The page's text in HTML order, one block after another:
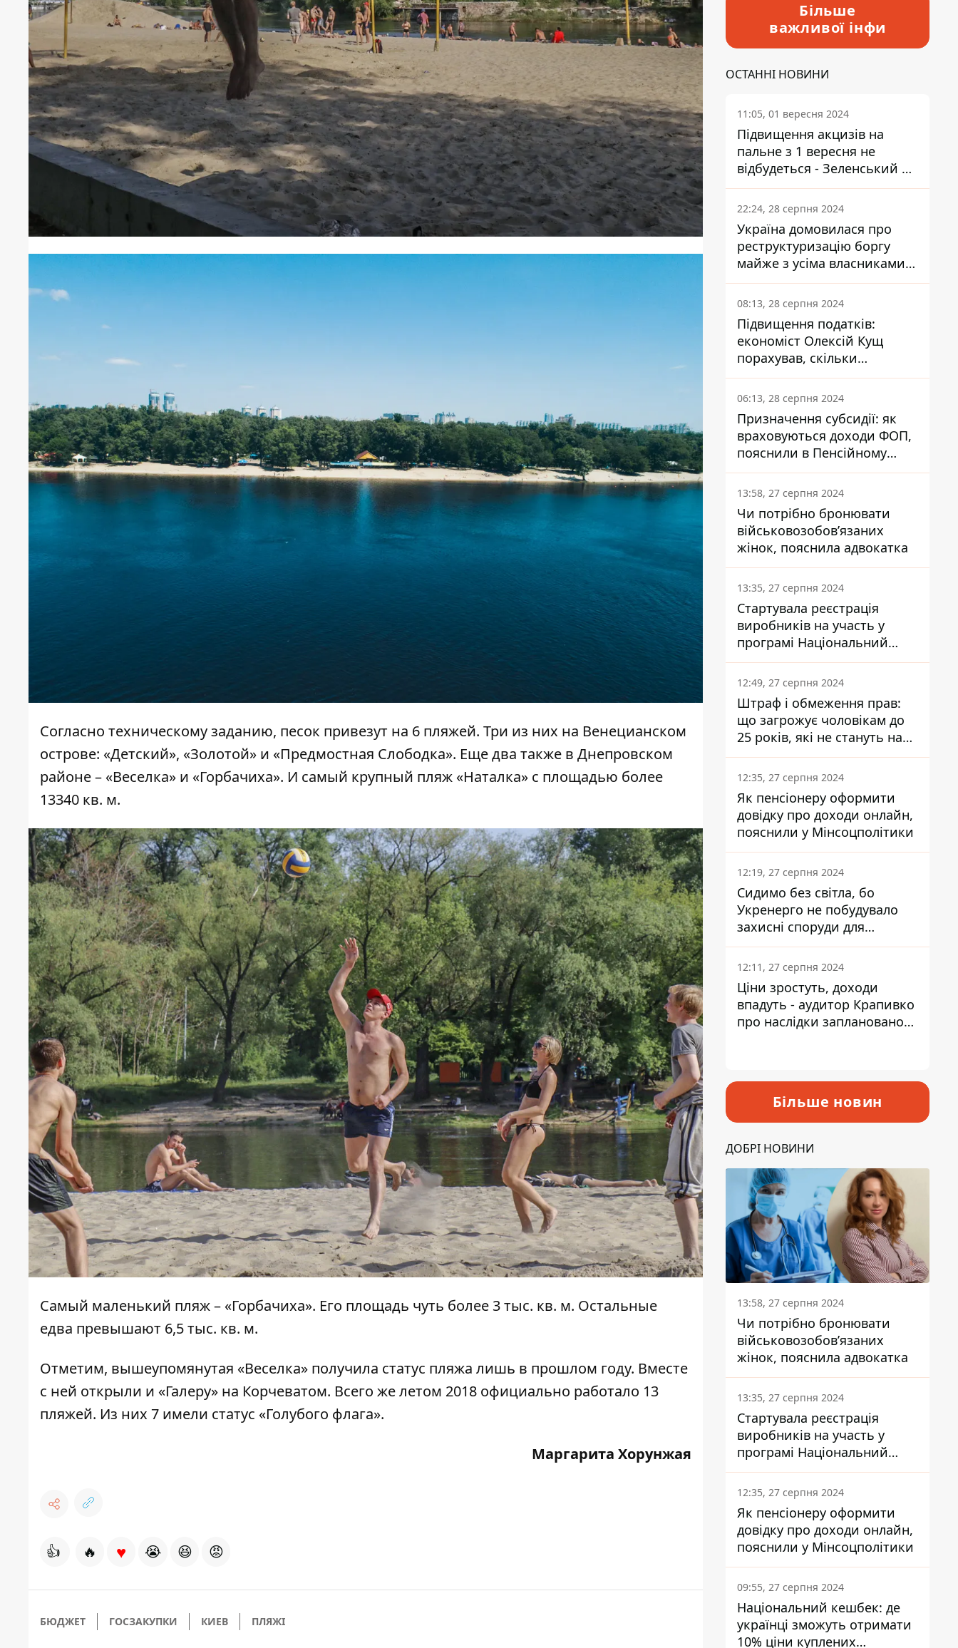
Согласно техническому заданию, песок привезут на 6 пляжей. Три из них на Венецианском
острове: «Детский», «Золотой» и «Предмостная Слободка». Еще два также в Днепровском
районе – «Веселка» и «Горбачиха». И самый крупный пляж «Наталка» с площадью более
13340 кв. м.
Самый маленький пляж – «Горбачиха». Его площадь чуть более 3 тыс. кв. м. Остальные
едва превышают 6,5 тыс. кв. м.
Отметим, вышеупомянутая «Веселка» получила статус пляжа лишь в прошлом году. Вместе
с ней открыли и «Галеру» на Корчеватом. Всего же летом 2018 официально работало 13
пляжей. Из них 7 имели статус «Голубого флага».
Маргарита Хорунжая
👍 🔥 ♥ 😭 😆 😡
БЮДЖЕТ ГОСЗАКУПКИ КИЕВ ПЛЯЖІ
Більше
важливої інфи
ОСТАННІ НОВИНИ
11:05, 01 вересня 2024
Підвищення акцизів на
пальне з 1 вересня не
відбудеться - Зеленський не
підписав закон
22:24, 28 серпня 2024
Україна домовилася про
реструктуризацію боргу
майже з усіма власниками
єврооблігацій: що це
означає для країни
08:13, 28 серпня 2024
Підвищення податків:
економіст Олексій Кущ
порахував, скільки
заплатить кожен українець
06:13, 28 серпня 2024
Призначення субсидії: як
враховуються доходи ФОП,
пояснили в Пенсійному
фонді
13:58, 27 серпня 2024
Чи потрібно бронювати
військовозобов’язаних
жінок, пояснила адвокатка
13:35, 27 серпня 2024
Стартувала реєстрація
виробників на участь у
програмі Національний
кешбек: як це зробити
через портал Дія
12:49, 27 серпня 2024
Штраф і обмеження прав:
що загрожує чоловікам до
25 років, які не стануть на
військовий облік
12:35, 27 серпня 2024
Як пенсіонеру оформити
довідку про доходи онлайн,
пояснили у Мінсоцполітики
12:19, 27 серпня 2024
Сидимо без світла, бо
Укренерго не побудувало
захисні споруди для
енергетики - нардеп
Кучеренко
12:11, 27 серпня 2024
Ціни зростуть, доходи
впадуть - аудитор Крапивко
про наслідки запланованого
Більше новин
ДОБРІ НОВИНИ
13:58, 27 серпня 2024
Чи потрібно бронювати
військовозобов’язаних
жінок, пояснила адвокатка
13:35, 27 серпня 2024
Стартувала реєстрація
виробників на участь у
програмі Національний
кешбек: як це зробити
через портал Дія
12:35, 27 серпня 2024
Як пенсіонеру оформити
довідку про доходи онлайн,
пояснили у Мінсоцполітики
09:55, 27 серпня 2024
Національний кешбек: де
українці зможуть отримати
10% ціни куплених